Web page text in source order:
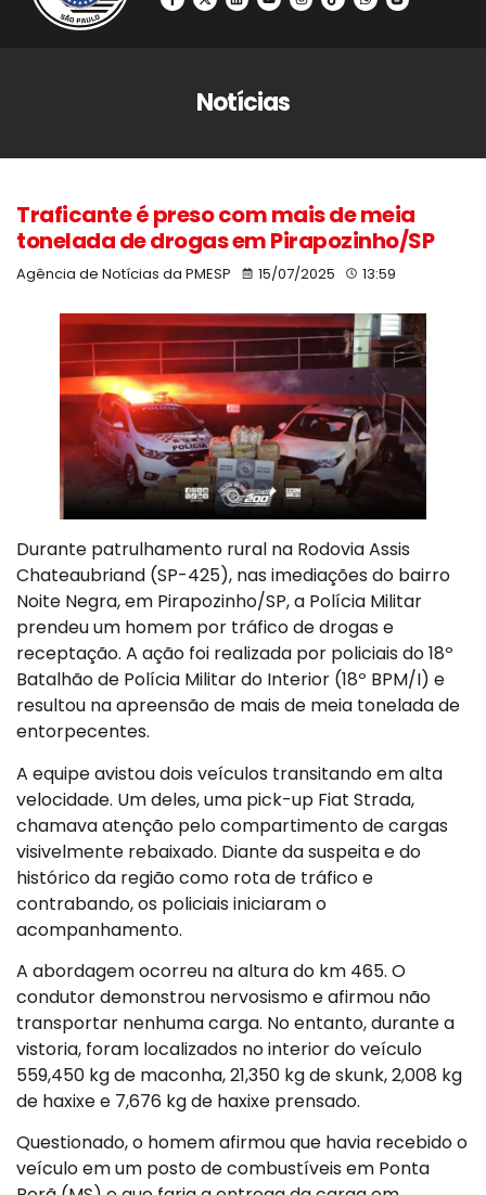
Notícias
Traficante é preso com mais de meia
tonelada de drogas em Pirapozinho/SP
Agência de Notícias da PMESP 15/07/2025 13:59
Durante patrulhamento rural na Rodovia Assis
Chateaubriand (SP-425), nas imediações do bairro
Noite Negra, em Pirapozinho/SP, a Polícia Militar
prendeu um homem por tráfico de drogas e
receptação. A ação foi realizada por policiais do 18º
Batalhão de Polícia Militar do Interior (18º BPM/I) e
resultou na apreensão de mais de meia tonelada de
entorpecentes.
A equipe avistou dois veículos transitando em alta
velocidade. Um deles, uma pick-up Fiat Strada,
chamava atenção pelo compartimento de cargas
visivelmente rebaixado. Diante da suspeita e do
histórico da região como rota de tráfico e
contrabando, os policiais iniciaram o
acompanhamento.
A abordagem ocorreu na altura do km 465. O
condutor demonstrou nervosismo e afirmou não
transportar nenhuma carga. No entanto, durante a
vistoria, foram localizados no interior do veículo
559,450 kg de maconha, 21,350 kg de skunk, 2,008 kg
de haxixe e 7,676 kg de haxixe prensado.
Questionado, o homem afirmou que havia recebido o
veículo em um posto de combustíveis em Ponta